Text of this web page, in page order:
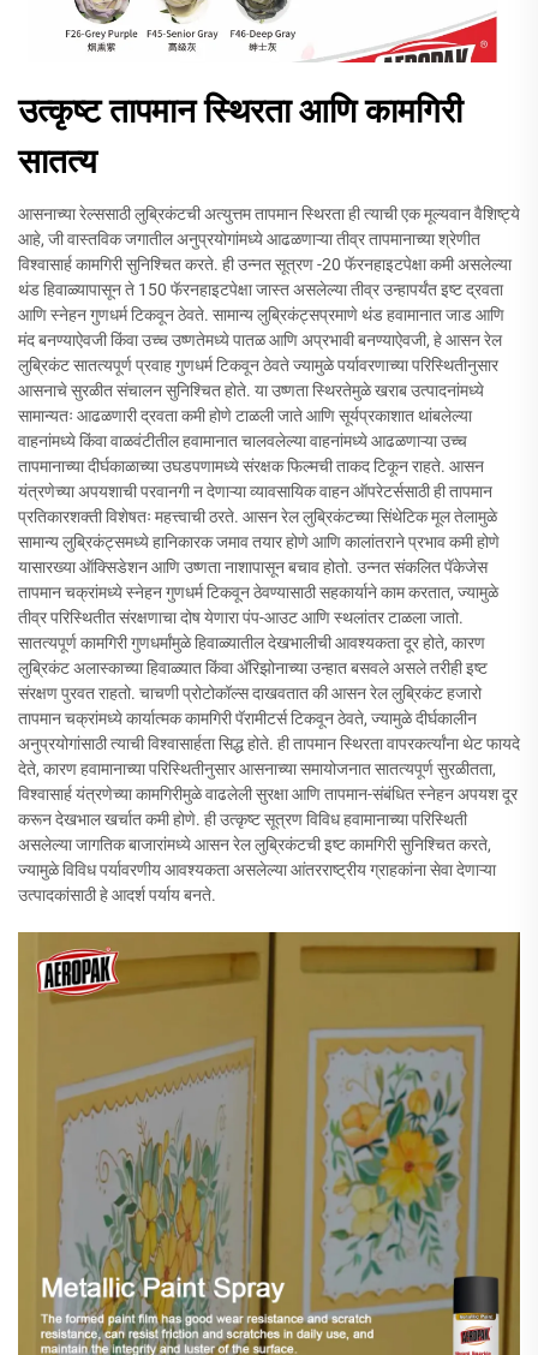
उत्कृष्ट तापमान स्थिरता आणि कामगिरी
सातत्य
आसनाच्या रेल्ससाठी लुब्रिकंटची अत्युत्तम तापमान स्थिरता ही त्याची एक मूल्यवान वैशिष्ट्ये
आहे, जी वास्तविक जगातील अनुप्रयोगांमध्ये आढळणाऱ्या तीव्र तापमानाच्या श्रेणीत
विश्वासार्ह कामगिरी सुनिश्चित करते. ही उन्नत सूत्रण -20 फॅरनहाइटपेक्षा कमी असलेल्या
थंड हिवाळ्यापासून ते 150 फॅरनहाइटपेक्षा जास्त असलेल्या तीव्र उन्हापर्यंत इष्ट द्रवता
आणि स्नेहन गुणधर्म टिकवून ठेवते. सामान्य लुब्रिकंट्सप्रमाणे थंड हवामानात जाड आणि
मंद बनण्याऐवजी किंवा उच्च उष्णतेमध्ये पातळ आणि अप्रभावी बनण्याऐवजी, हे आसन रेल
लुब्रिकंट सातत्यपूर्ण प्रवाह गुणधर्म टिकवून ठेवते ज्यामुळे पर्यावरणाच्या परिस्थितीनुसार
आसनाचे सुरळीत संचालन सुनिश्चित होते. या उष्णता स्थिरतेमुळे खराब उत्पादनांमध्ये
सामान्यतः आढळणारी द्रवता कमी होणे टाळली जाते आणि सूर्यप्रकाशात थांबलेल्या
वाहनांमध्ये किंवा वाळवंटीतील हवामानात चालवलेल्या वाहनांमध्ये आढळणाऱ्या उच्च
तापमानाच्या दीर्घकाळाच्या उघडपणामध्ये संरक्षक फिल्मची ताकद टिकून राहते. आसन
यंत्रणेच्या अपयशाची परवानगी न देणाऱ्या व्यावसायिक वाहन ऑपरेटर्ससाठी ही तापमान
प्रतिकारशक्ती विशेषतः महत्त्वाची ठरते. आसन रेल लुब्रिकंटच्या सिंथेटिक मूल तेलामुळे
सामान्य लुब्रिकंट्समध्ये हानिकारक जमाव तयार होणे आणि कालांतराने प्रभाव कमी होणे
यासारख्या ऑक्सिडेशन आणि उष्णता नाशापासून बचाव होतो. उन्नत संकलित पॅकेजेस
तापमान चक्रांमध्ये स्नेहन गुणधर्म टिकवून ठेवण्यासाठी सहकार्याने काम करतात, ज्यामुळे
तीव्र परिस्थितीत संरक्षणाचा दोष येणारा पंप-आउट आणि स्थलांतर टाळला जातो.
सातत्यपूर्ण कामगिरी गुणधर्मांमुळे हिवाळ्यातील देखभालीची आवश्यकता दूर होते, कारण
लुब्रिकंट अलास्काच्या हिवाळ्यात किंवा अ‍ॅरिझोनाच्या उन्हात बसवले असले तरीही इष्ट
संरक्षण पुरवत राहतो. चाचणी प्रोटोकॉल्स दाखवतात की आसन रेल लुब्रिकंट हजारो
तापमान चक्रांमध्ये कार्यात्मक कामगिरी पॅरामीटर्स टिकवून ठेवते, ज्यामुळे दीर्घकालीन
अनुप्रयोगांसाठी त्याची विश्वासार्हता सिद्ध होते. ही तापमान स्थिरता वापरकर्त्यांना थेट फायदे
देते, कारण हवामानाच्या परिस्थितीनुसार आसनाच्या समायोजनात सातत्यपूर्ण सुरळीतता,
विश्वासार्ह यंत्रणेच्या कामगिरीमुळे वाढलेली सुरक्षा आणि तापमान-संबंधित स्नेहन अपयश दूर
करून देखभाल खर्चात कमी होणे. ही उत्कृष्ट सूत्रण विविध हवामानाच्या परिस्थिती
असलेल्या जागतिक बाजारांमध्ये आसन रेल लुब्रिकंटची इष्ट कामगिरी सुनिश्चित करते,
ज्यामुळे विविध पर्यावरणीय आवश्यकता असलेल्या आंतरराष्ट्रीय ग्राहकांना सेवा देणाऱ्या
उत्पादकांसाठी हे आदर्श पर्याय बनते.